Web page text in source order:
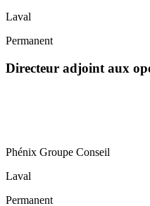
Laval
Permanent
Directeur adjoint aux
Phénix Groupe Conseil
Laval
Permanent